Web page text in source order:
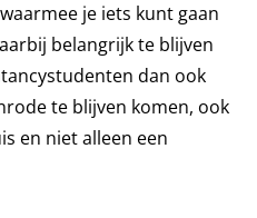
je iets kunt gaan
belangrijk te blijven
dan ook
te blijven komen, ook
en niet alleen een